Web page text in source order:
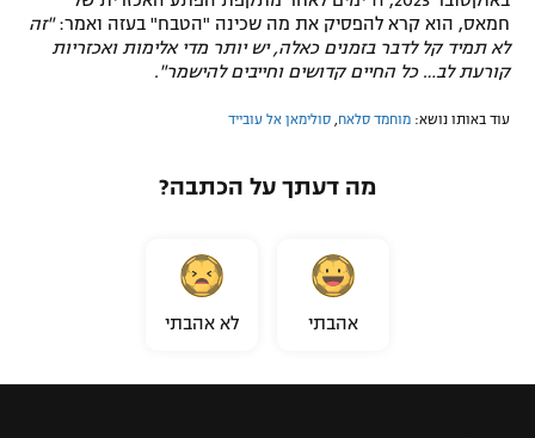
חמאס, הוא קרא להפסיק את מה שכינה "הטבח" בעזה ואמר:"זה
לא תמיד קל לדבר בזמנים כאלה, יש יותר מדי אלימות ואכזריות
קורעת לב… כל החיים קדושים וחייבים להישמר".
עוד באותו נושא: מוחמד סלאח סולימאן אל עובייד
מה דעתך על הכתבה?
אהבתי לא אהבתי